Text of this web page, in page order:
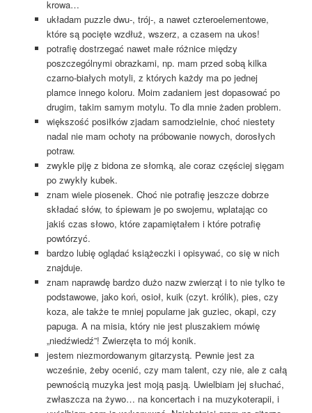
krowa…
układam puzzle dwu-, trój-, a nawet czteroelementowe,
które są pocięte wzdłuż, wszerz, a czasem na ukos!
potrafię dostrzegać nawet małe różnice między
poszczególnymi obrazkami, np. mam przed sobą kilka
czarno-białych motyli, z których każdy ma po jednej
plamce innego koloru. Moim zadaniem jest dopasować po
drugim, takim samym motylu. To dla mnie żaden problem.
większość posiłków zjadam samodzielnie, choć niestety
nadal nie mam ochoty na próbowanie nowych, dorosłych
potraw.
zwykle piję z bidona ze słomką, ale coraz częściej sięgam
po zwykły kubek.
znam wiele piosenek. Choć nie potrafię jeszcze dobrze
składać słów, to śpiewam je po swojemu, wplatając co
jakiś czas słowo, które zapamiętałem i które potrafię
powtórzyć.
bardzo lubię oglądać książeczki i opisywać, co się w nich
znajduje.
znam naprawdę bardzo dużo nazw zwierząt i to nie tylko te
podstawowe, jako koń, osioł, kuik (czyt. królik), pies, czy
koza, ale także te mniej popularne jak guziec, okapi, czy
papuga. A na misia, który nie jest pluszakiem mówię
„niedźwiedź”! Zwierzęta to mój konik.
jestem niezmordowanym gitarzystą. Pewnie jest za
wcześnie, żeby ocenić, czy mam talent, czy nie, ale z całą
pewnością muzyka jest moją pasją. Uwielbiam jej słuchać,
zwłaszcza na żywo… na koncertach i na muzykoterapii, i